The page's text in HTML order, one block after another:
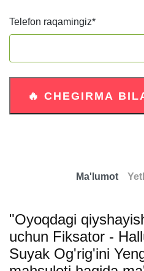
Telefon raqamingiz*
Ma'lumot
"Oyoqdagi
uchun Fiksator -
Suyak Og'rig'ini